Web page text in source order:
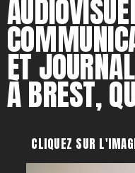
CLIQUEZ SUR
ET
À BREST,